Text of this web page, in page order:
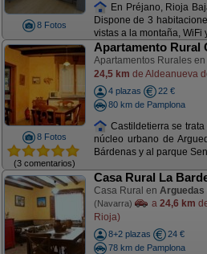
8 Fotos
En Préjano, Rioja
Dispone de 3
vistas a la montaña, WiFi
8 Fotos
(3 comentarios)
Apartamento Rural
Apartamentos Rurales en
24,5 km de Aldeanueva
4 plazas
22 €
80 km de Pamplona
Castildetierra se
núcleo urbano de
Bárdenas y al parque
Casa Rural La
Casa Rural en Arguedas
(Navarra) a 24,6 km
Rioja)
8+2 plazas
24 €
78 km de Pamplona